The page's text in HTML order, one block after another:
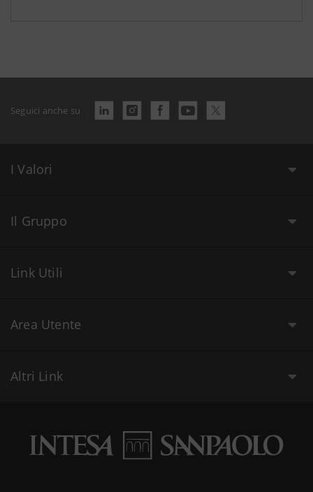
Seguici anche su
I Valori
Il Gruppo
Link Utili
Area Utente
Altri Link